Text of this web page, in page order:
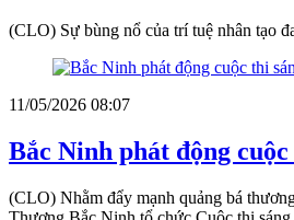
(CLO) Sự bùng nổ của trí tuệ nhân tạo
11/05/2026 08:07
Bắc Ninh phát động
(CLO) Nhằm đẩy mạnh quảng bá